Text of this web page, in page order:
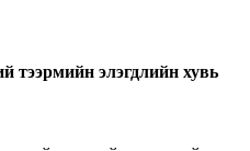
тээрмийн элэгдлийн хувь